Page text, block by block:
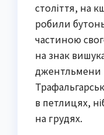
століття, на
робили
частиною
на знак
джентльмени
в петлицях,
на грудях.